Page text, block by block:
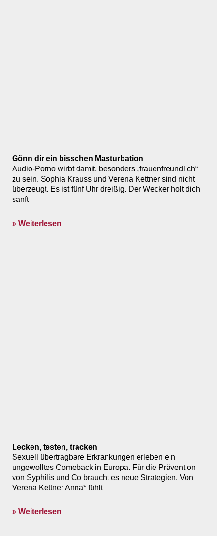
Gönn dir ein bisschen Masturbation
Audio-Porno wirbt damit, besonders „frauenfreundlich“
zu sein. Sophia Krauss und Verena Kettner sind nicht
überzeugt. Es ist fünf Uhr dreißig. Der Wecker holt dich
sanft
» Weiterlesen
Lecken, testen, tracken
Sexuell übertragbare Erkrankungen erleben ein
ungewolltes Comeback in Europa. Für die Prävention
von Syphilis und Co braucht es neue Strategien. Von
Verena Kettner Anna* fühlt
» Weiterlesen